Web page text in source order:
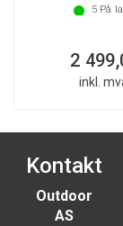
5 På
2
inkl.
Kontakt
Outdoor
AS